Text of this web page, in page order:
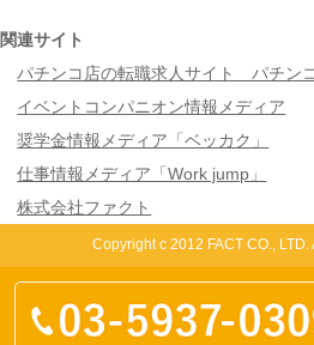
関連サイト
パチンコ店の転職求人サイト パチン
イベントコンパニオン情報メディア
奨学金情報メディア「ベッカク」
仕事情報メディア「Work jump」
株式会社ファクト
Copyright c 2012 FACT CO.,